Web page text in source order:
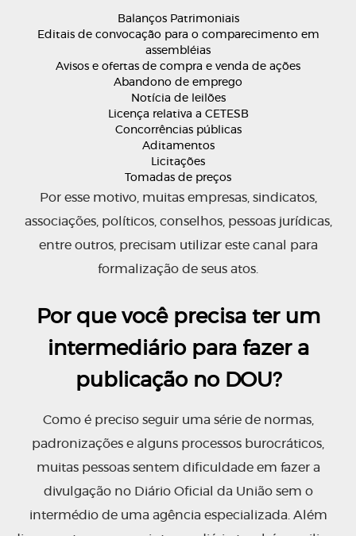
Balanços Patrimoniais
Editais de convocação para o comparecimento em
assembléias
Avisos e ofertas de compra e venda de ações
Abandono de emprego
Notícia de leilões
Licença relativa a CETESB
Concorrências públicas
Aditamentos
Licitações
Tomadas de preços
Por esse motivo, muitas empresas, sindicatos,
associações, políticos, conselhos, pessoas jurídicas,
entre outros, precisam utilizar este canal para
formalização de seus atos.
Por que você precisa ter um
intermediário para fazer a
publicação no DOU?
Como é preciso seguir uma série de normas,
padronizações e alguns processos burocráticos,
muitas pessoas sentem dificuldade em fazer a
divulgação no Diário Oficial da União sem o
intermédio de uma agência especializada. Além